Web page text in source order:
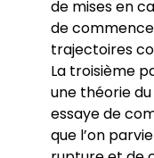
de mises en
de
trajectoires
La troisième
une théorie
essaye de
que l’on